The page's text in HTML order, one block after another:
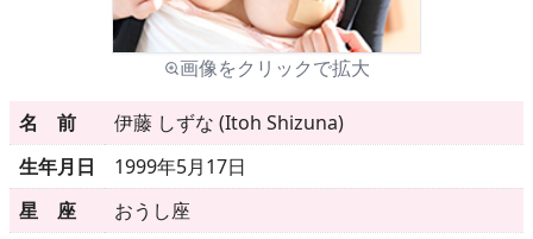
アイドル一覧
メニュー
▶発売中
画像をクリックで拡大
名 前
伊藤 しずな (Itoh Shizuna)
生年月日
1999年5月17日
星 座
おうし座